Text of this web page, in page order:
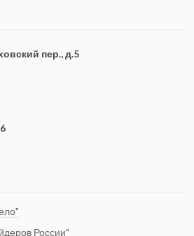
пер., д.5
России"